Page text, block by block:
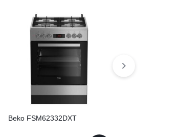
Beko FSM62332DXT